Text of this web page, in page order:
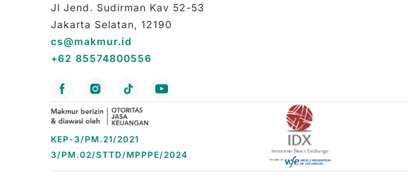
Jl Jend. Sudirman Kav 52-53
Jakarta Selatan, 12190
cs@makmur.id
+62 85574800556
KEP-3/PM.21/2021
3/PM.02/STTD/MPPPE/2024